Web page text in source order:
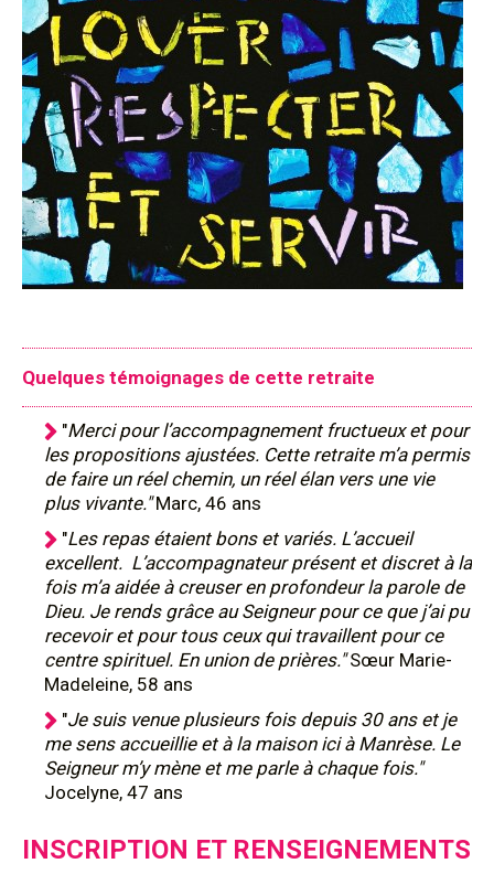
Quelques témoignages de cette retraite
"Merci pour l’accompagnement fructueux et pour
les propositions ajustées. Cette retraite m’a permis
de faire un réel chemin, un réel élan vers une vie
plus vivante."Marc, 46 ans
"Les repas étaient bons et variés. L’accueil
excellent. L’accompagnateur présent et discret à la
fois m’a aidée à creuser en profondeur la parole de
Dieu. Je rends grâce au Seigneur pour ce que j’ai pu
recevoir et pour tous ceux qui travaillent pour ce
centre spirituel. En union de prières."Sœur Marie-
Madeleine, 58 ans
"Je suis venue plusieurs fois depuis 30 ans et je
me sens accueillie et à la maison ici à Manrèse. Le
Seigneur m’y mène et me parle à chaque fois."
Jocelyne, 47 ans
INSCRIPTION ET RENSEIGNEMENTS